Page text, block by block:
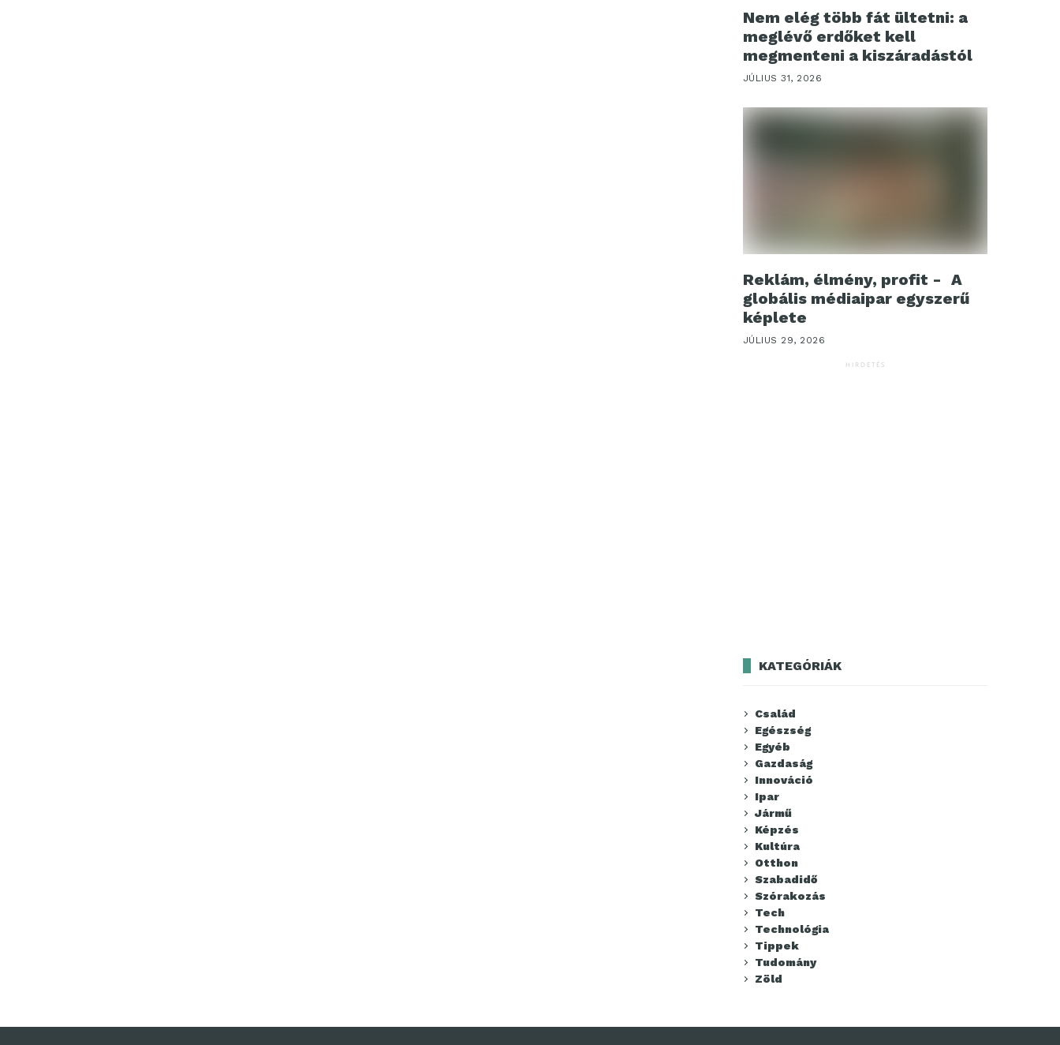
Nem elég több fát ültetni: a
meglévő erdőket kell
megmenteni a kiszáradástól
JÚLIUS 31, 2026
Reklám, élmény, profit - A
globális médiaipar egyszerű
képlete
JÚLIUS 29, 2026
HIRDETÉS
KATEGÓRIÁK
Család
Egészség
Egyéb
Gazdaság
Innováció
Ipar
Jármű
Képzés
Kultúra
Otthon
Szabadidő
Szórakozás
Tech
Technológia
Tippek
Tudomány
Zöld